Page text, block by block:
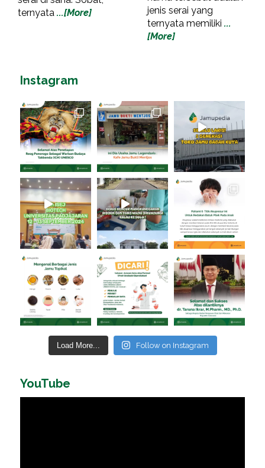
ternyata ...[More]
jenis serai yang
ternyata memiliki ...
[More]
Instagram
Load More... Follow on Instagram
YouTube